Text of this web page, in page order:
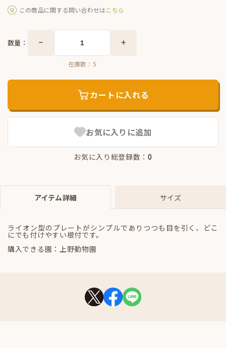
この商品に関する問い合わせはこちら
お気に入りに追加
お気に入り総登録数：0
数量：
在庫数： 5
カートに入れる
アイテム詳細 サイズ
ライオン型のプレートがシンプルでありつつも目を引く、どこ
にでも付けやすい根付です。
購入できる園：上野動物園